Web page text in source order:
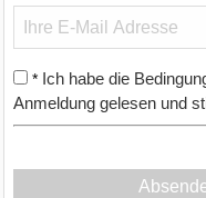
* Ich habe die
Anmeldung gelesen und